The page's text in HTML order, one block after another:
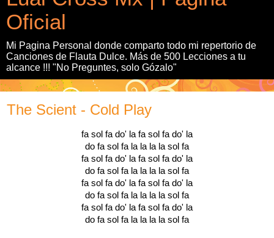
Oficial
Mi Pagina Personal donde comparto todo mi repertorio de
Canciones de Flauta Dulce. Más de 500 Lecciones a tu
alcance !!! "No Preguntes, solo Gózalo"
The Scient - Cold Play
fa sol fa do' la fa sol fa do' la
do fa sol fa la la la la sol fa
fa sol fa do' la fa sol fa do' la
do fa sol fa la la la la sol fa
fa sol fa do' la fa sol fa do' la
do fa sol fa la la la la sol fa
fa sol fa do' la fa sol fa do' la
do fa sol fa la la la la sol fa